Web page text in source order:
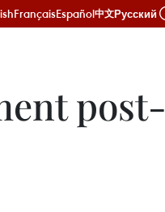
FrançaisEspañol中文Русский
post-